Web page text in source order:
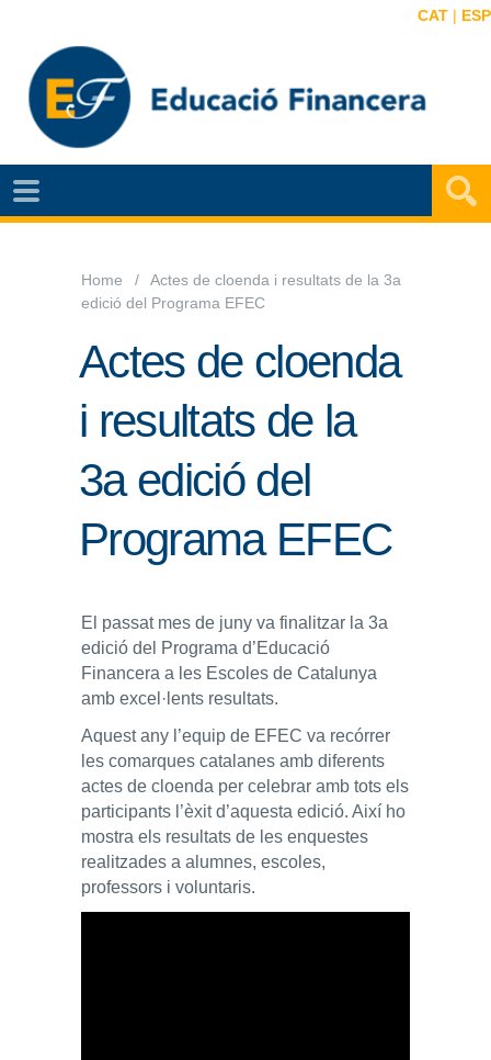
CAT | ESP
EF
ENLLAÇOS
NOSALTRES
Home
Actes de cloenda i resultats de la 3a
edició del Programa EFEC
Actes de cloenda
i resultats de la
3a edició del
Programa EFEC
El passat mes de juny va finalitzar la 3a
edició del Programa d’Educació
Financera a les Escoles de Catalunya
amb excel·lents resultats.
Aquest any l’equip de EFEC va recórrer
les comarques catalanes amb diferents
actes de cloenda per celebrar amb tots els
participants l’èxit d’aquesta edició. Així ho
mostra els resultats de les enquestes
realitzades a alumnes, escoles,
professors i voluntaris.